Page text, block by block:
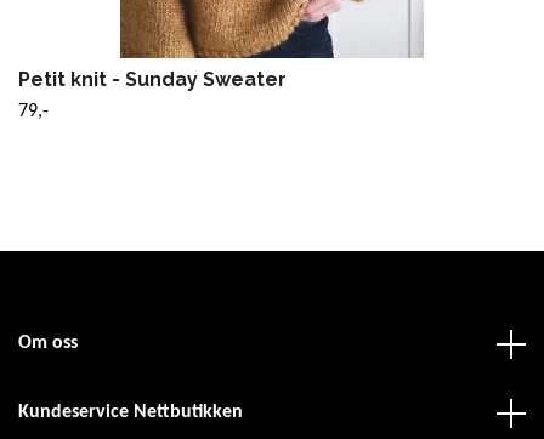
Petit knit - Sunday Sweater
79,-
Om oss
Kundeservice Nettbutikken